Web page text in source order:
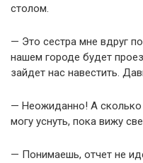
столом.
— Это сестра мне вдруг
нашем городе будет
зайдет нас навестить.
— Неожиданно! А
могу уснуть, пока вижу
— Понимаешь, отчет не